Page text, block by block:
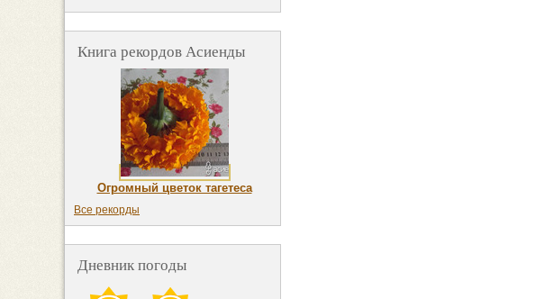
Книга рекордов Асиенды
Огромный цветок тагетеса
Все рекорды
Дневник погоды